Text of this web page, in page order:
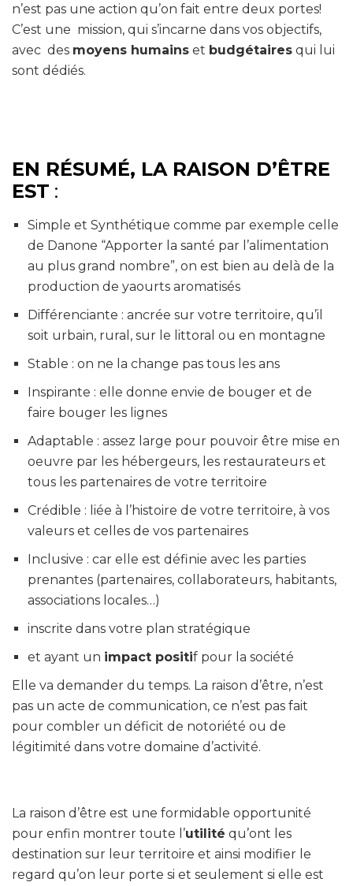
n’est pas une action qu’on fait entre deux portes!
C’est une mission, qui s’incarne dans vos objectifs,
avec des moyens humains et budgétaires qui lui
sont dédiés.
EN RÉSUMÉ, LA RAISON D’ÊTRE
EST :
Simple et Synthétique comme par exemple celle
de Danone “Apporter la santé par l’alimentation
au plus grand nombre”, on est bien au delà de la
production de yaourts aromatisés
Différenciante : ancrée sur votre territoire, qu’il
soit urbain, rural, sur le littoral ou en montagne
Stable : on ne la change pas tous les ans
Inspirante : elle donne envie de bouger et de
faire bouger les lignes
Adaptable : assez large pour pouvoir être mise en
oeuvre par les hébergeurs, les restaurateurs et
tous les partenaires de votre territoire
Crédible : liée à l’histoire de votre territoire, à vos
valeurs et celles de vos partenaires
Inclusive : car elle est définie avec les parties
prenantes (partenaires, collaborateurs, habitants,
associations locales…)
inscrite dans votre plan stratégique
et ayant un impact positif pour la société
Elle va demander du temps. La raison d’être, n’est
pas un acte de communication, ce n’est pas fait
pour combler un déficit de notoriété ou de
légitimité dans votre domaine d’activité.
La raison d’être est une formidable opportunité
pour enfin montrer toute l’utilité qu’ont les
destination sur leur territoire et ainsi modifier le
regard qu’on leur porte si et seulement si elle est